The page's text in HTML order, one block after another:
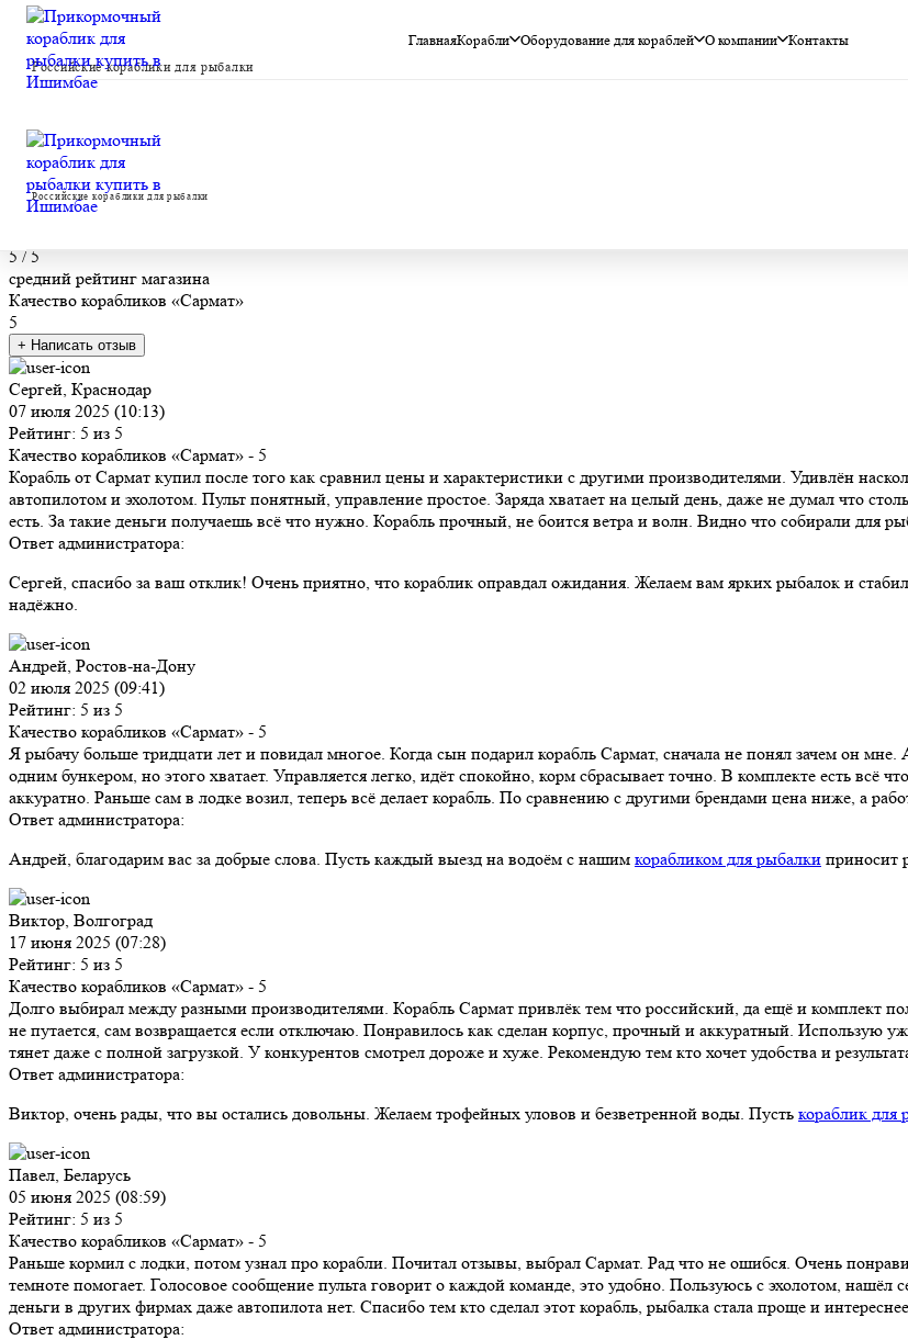
Меню
Российские кораблики для рыбалки
ГлавнаяКорабли Оборудование для кораблей О компании Контакты
Российские кораблики для рыбалки
Отзывы о прикормочных корабликах «Сармат»
5 / 5
средний рейтинг магазина
Качество корабликов «Сармат»
5
+ Написать отзыв
Сергей, Краснодар
07 июля 2025 (10:13)
Рейтинг: 5 из 5
Качество корабликов «Сармат» - 5
Корабль от Сармат купил после того как сравнил цены и характеристики с другими производителями. Удивлён
автопилотом и эхолотом. Пульт понятный, управление простое. Заряда хватает на целый день, даже не думал что
есть. За такие деньги получаешь всё что нужно. Корабль прочный, не боится ветра и волн. Видно что собирали для
Ответ администратора:
Сергей, спасибо за ваш отклик! Очень приятно, что кораблик оправдал ожидания. Желаем вам ярких рыбалок и
надёжно.
Андрей, Ростов-на-Дону
02 июля 2025 (09:41)
Рейтинг: 5 из 5
Качество корабликов «Сармат» - 5
Я рыбачу больше тридцати лет и повидал многое. Когда сын подарил корабль Сармат, сначала не понял зачем он
одним бункером, но этого хватает. Управляется легко, идёт спокойно, корм сбрасывает точно. В комплекте есть всё
аккуратно. Раньше сам в лодке возил, теперь всё делает корабль. По сравнению с другими брендами цена ниже, а
Ответ администратора:
Андрей, благодарим вас за добрые слова. Пусть каждый выезд на водоём с нашим корабликом для рыбалки приносит
Виктор, Волгоград
17 июня 2025 (07:28)
Рейтинг: 5 из 5
Качество корабликов «Сармат» - 5
Долго выбирал между разными производителями. Корабль Сармат привлёк тем что российский, да ещё и комплект
не путается, сам возвращается если отключаю. Понравилось как сделан корпус, прочный и аккуратный. Использую
тянет даже с полной загрузкой. У конкурентов смотрел дороже и хуже. Рекомендую тем кто хочет удобства и
Ответ администратора:
Виктор, очень рады, что вы остались довольны. Желаем трофейных уловов и безветренной воды. Пусть кораблик для
Павел, Беларусь
05 июня 2025 (08:59)
Рейтинг: 5 из 5
Качество корабликов «Сармат» - 5
Раньше кормил с лодки, потом узнал про корабли. Почитал отзывы, выбрал Сармат. Рад что не ошибся. Очень
темноте помогает. Голосовое сообщение пульта говорит о каждой команде, это удобно. Пользуюсь с эхолотом, нашёл
деньги в других фирмах даже автопилота нет. Спасибо тем кто сделал этот корабль, рыбалка стала проще и
Ответ администратора: